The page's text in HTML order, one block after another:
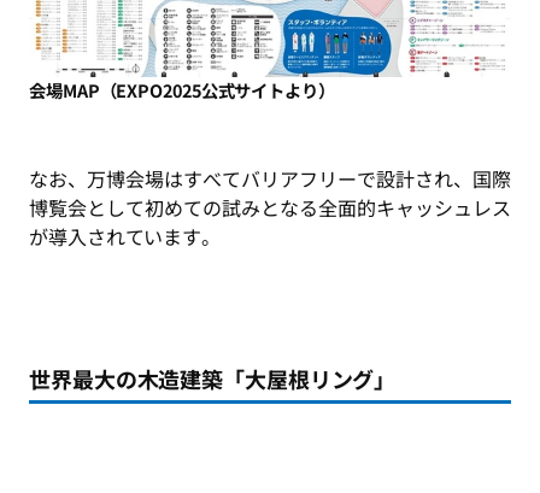
会場MAP（EXPO2025公式サイトより）
なお、万博会場はすべてバリアフリーで設計され、国際
博覧会として初めての試みとなる全面的キャッシュレス
が導入されています。
世界最大の木造建築「大屋根リング」